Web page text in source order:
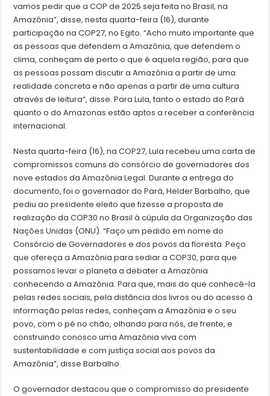
vamos pedir que a COP de 2025 seja feita no Brasil, na
Amazônia”, disse, nesta quarta-feira (16), durante
participação na COP27, no Egito. “Acho muito importante que
as pessoas que defendem a Amazônia, que defendem o
clima, conheçam de perto o que é aquela região, para que
as pessoas possam discutir a Amazônia a partir de uma
realidade concreta e não apenas a partir de uma cultura
através de leitura”, disse. Para Lula, tanto o estado do Pará
quanto o do Amazonas estão aptos a receber a conferência
internacional.
Nesta quarta-feira (16), na COP27, Lula recebeu uma carta de
compromissos comuns do consórcio de governadores dos
nove estados da Amazônia Legal. Durante a entrega do
documento, foi o governador do Pará, Helder Barbalho, que
pediu ao presidente eleito que fizesse a proposta de
realização da COP30 no Brasil à cúpula da Organização das
Nações Unidas (ONU). “Faço um pedido em nome do
Consórcio de Governadores e dos povos da floresta. Peço
que ofereça a Amazônia para sediar a COP30, para que
possamos levar o planeta a debater a Amazônia
conhecendo a Amazônia. Para que, mais do que conhecê-la
pelas redes sociais, pela distância dos livros ou do acesso à
informação pelas redes, conheçam a Amazônia e o seu
povo, com o pé no chão, olhando para nós, de frente, e
construindo conosco uma Amazônia viva com
sustentabilidade e com justiça social aos povos da
Amazônia”, disse Barbalho.
O governador destacou que o compromisso do presidente